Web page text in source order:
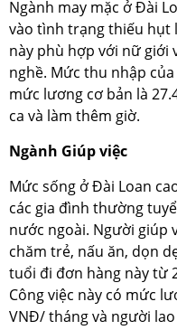
Ngành may mặc ở Đài
vào tình trạng thiếu hụt
này phù hợp với nữ giới
nghề. Mức thu nhập
mức lương cơ bản là
ca và làm thêm giờ.
Ngành Giúp việc
Mức sống ở Đài Loan
các gia đình thường
nước ngoài. Người giúp
chăm trẻ, nấu ăn, dọn
tuổi đi đơn hàng này từ
Công việc này có mức
VNĐ/ tháng và người